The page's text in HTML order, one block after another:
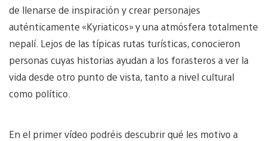
de llenarse de inspiración y crear personajes
auténticamente «Kyriaticos» y una atmósfera totalmente
nepalí. Lejos de las típicas rutas turísticas, conocieron
personas cuyas historias ayudan a los forasteros a ver la
vida desde otro punto de vista, tanto a nivel cultural
como político.
En el primer vídeo podréis descubrir qué les motivo a